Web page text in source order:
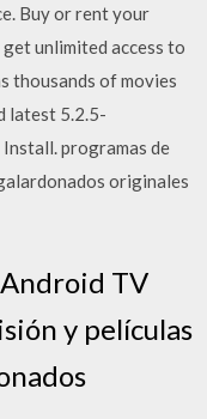
Buy or rent your
unlimited access to
thousands of movies
latest 5.2.5-
programas de
originales
TV
y películas